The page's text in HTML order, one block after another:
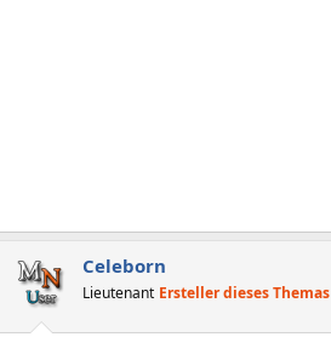
Celeborn
Lieutenant Ersteller dieses Themas